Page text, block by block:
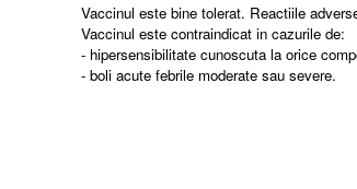
Vaccinul este bine tolerat. Reactiile
Vaccinul este contraindicat in cazurile de:
- hipersensibilitate cunoscuta la orice
- boli acute febrile moderate sau severe.